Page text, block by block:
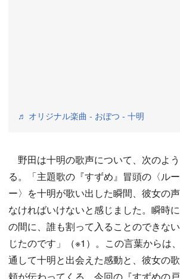
♬ オリジナル楽曲 - おぼつ - 十明
野田は十明の歌声について、次のよ
る。「主題歌の『すずめ』冒頭の〈ル
ー〉を十明が歌い出した瞬間、彼女の
なければいけないと感じました。瞬時
の間に、誰も割って入ることのできな
じたのです」（※1）。この言葉からは
通して十明と出会えた感動と、彼女の